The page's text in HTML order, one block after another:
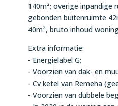
140m²; overige inpandige
gebonden buitenruimte
40m², bruto inhoud
Extra informatie:
- Energielabel G;
- Voorzien van dak- en
- Cv ketel van Remeha
- Voorzien van dubbele